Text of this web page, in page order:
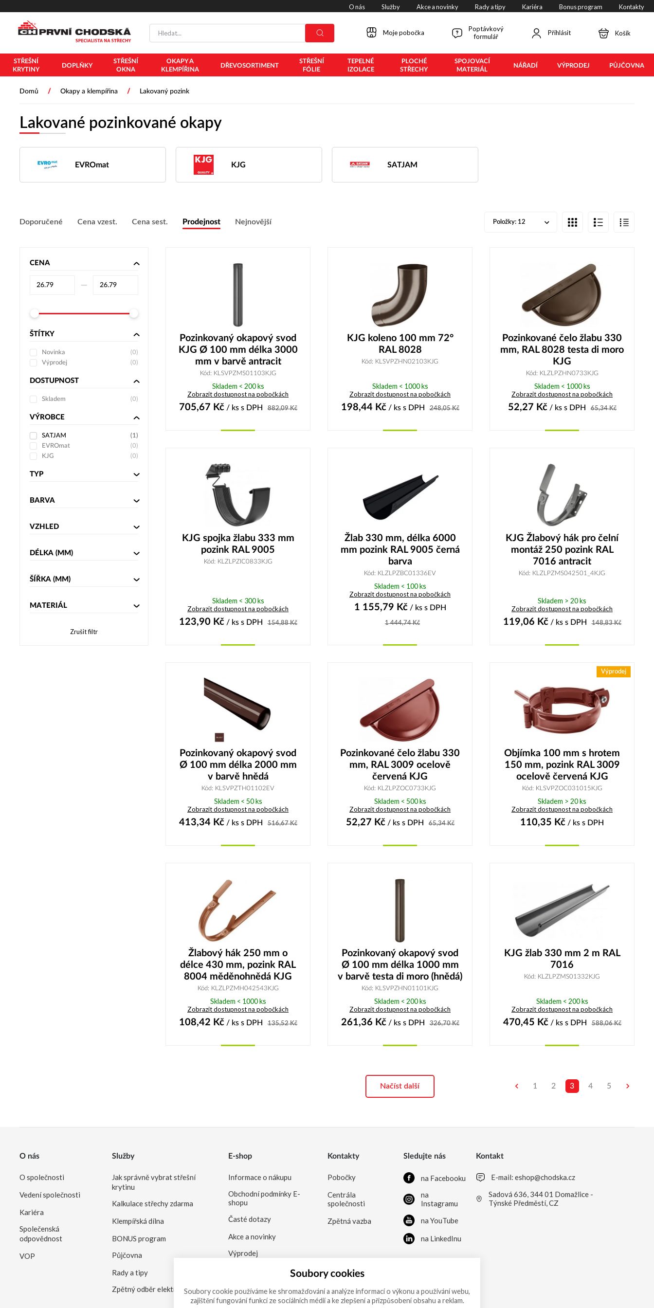
O nás Služby Akce a novinky Rady a tipy Kariéra Bonus program Kontakty
Moje pobočka
Poptávkový
formulář
Přihlásit Košík
STŘEŠNÍ
KRYTINY
DOPLŇKY
STŘEŠNÍ
OKNA
OKAPY A
KLEMPÍŘINA
DŘEVOSORTIMENT
STŘEŠNÍ
FÓLIE
TEPELNÉ
IZOLACE
PLOCHÉ
STŘECHY
SPOJOVACÍ
MATERIÁL
NÁŘADÍ VÝPRODEJ PŮJČOVNA
Domů / Okapy a klempířina / Lakovaný pozink
Lakované pozinkované okapy
EVROmat KJG SATJAM
Doporučené Cena vzest. Cena sest. Prodejnost Nejnovější Položky: 12
CENA
–⁠
ŠTÍTKY
Novinka (0)
Výprodej
(0)
DOSTUPNOST
Skladem (0)
VÝROBCE
SATJAM (1)
EVROmat
(0)
KJG
(0)
TYP
BARVA
VZHLED
DÉLKA (MM)
ŠÍŘKA (MM)
MATERIÁL
Zrušit filtr
Pozinkovaný okapový svod
KJG Ø 100 mm délka 3000
mm v barvě antracit
Kód: KLSVPZMS01103KJG
Skladem < 200 ks
Zobrazit dostupnost na pobočkách
705,67 Kč/ ks s DPH 882,09Kč
KJG koleno 100 mm 72°
RAL 8028
Kód: KLSVPZHN02103KJG
Skladem < 1000 ks
Zobrazit dostupnost na pobočkách
198,44 Kč/ ks s DPH 248,05Kč
Pozinkované čelo žlabu 330
mm, RAL 8028 testa di moro
KJG
Kód: KLZLPZHN0733KJG
Skladem < 1000 ks
Zobrazit dostupnost na pobočkách
52,27 Kč/ ks s DPH 65,34Kč
KJG spojka žlabu 333 mm
pozink RAL 9005
Kód: KLZLPZIC0833KJG
Skladem < 300 ks
Zobrazit dostupnost na pobočkách
123,90 Kč/ ks s DPH 154,88Kč
Žlab 330 mm, délka 6000
mm pozink RAL 9005 černá
barva
Kód: KLZLPZBC01336EV
Skladem < 100 ks
Zobrazit dostupnost na pobočkách
1 155,79 Kč/ ks s DPH
1 444,74Kč
KJG Žlabový hák pro čelní
montáž 250 pozink RAL
7016 antracit
Kód: KLZLPZMS042501_4KJG
Skladem > 20 ks
Zobrazit dostupnost na pobočkách
119,06 Kč/ ks s DPH 148,83Kč
Pozinkovaný okapový svod
Ø 100 mm délka 2000 mm
v barvě hnědá
Kód: KLSVPZTH01102EV
Skladem < 50 ks
Zobrazit dostupnost na pobočkách
413,34 Kč/ ks s DPH 516,67Kč
Pozinkované čelo žlabu 330
mm, RAL 3009 ocelově
červená KJG
Kód: KLZLPZOC0733KJG
Skladem < 500 ks
Zobrazit dostupnost na pobočkách
52,27 Kč/ ks s DPH 65,34Kč
Výprodej
Objímka 100 mm s hrotem
150 mm, pozink RAL 3009
ocelově červená KJG
Kód: KLSVPZOC031015KJG
Skladem > 20 ks
Zobrazit dostupnost na pobočkách
110,35 Kč / ks s DPH
Žlabový hák 250 mm o
délce 430 mm, pozink RAL
8004 měděnohnědá KJG
Kód: KLZLPZMH042543KJG
Skladem < 1000 ks
Zobrazit dostupnost na pobočkách
108,42 Kč/ ks s DPH 135,52Kč
Pozinkovaný okapový svod
Ø 100 mm délka 1000 mm
v barvě testa di moro (hnědá)
Kód: KLSVPZHN01101KJG
Skladem < 200 ks
Zobrazit dostupnost na pobočkách
261,36 Kč/ ks s DPH 326,70Kč
KJG žlab 330 mm 2 m RAL
7016
Kód: KLZLPZMS01332KJG
Skladem < 200 ks
Zobrazit dostupnost na pobočkách
470,45 Kč/ ks s DPH 588,06Kč
Načíst další 1 2 3 4 5
O nás
O společnosti
Vedení společnosti
Kariéra
Společenská
odpovědnost
VOP
Služby
Jak správně vybrat střešní
krytinu
Kalkulace střechy zdarma
Klempířská dílna
BONUS program
Půjčovna
Rady a tipy
Zpětný odběr elektrozařízení
E-shop
Informace o nákupu
Obchodní podmínky E-
shopu
Časté dotazy
Akce a novinky
Výprodej
Kontakty
Pobočky
Centrála
společnosti
Zpětná vazba
Sledujte nás
na Facebooku
na
Instagramu
na YouTube
na LinkedInu
Kontakt
E-mail:eshop@chodska.cz
Sadová 636, 344 01 Domažlice -
Týnské Předměstí, CZ
Soubory cookies
Soubory cookie používáme ke shromažďování a analýze informací o výkonu a používání webu,
zajištění fungování funkcí ze sociálních médií a ke zlepšení a přizpůsobení obsahu a reklam.